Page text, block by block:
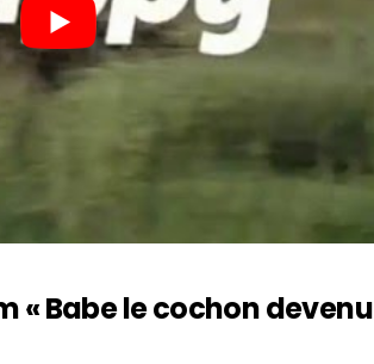
« Babe le cochon devenu